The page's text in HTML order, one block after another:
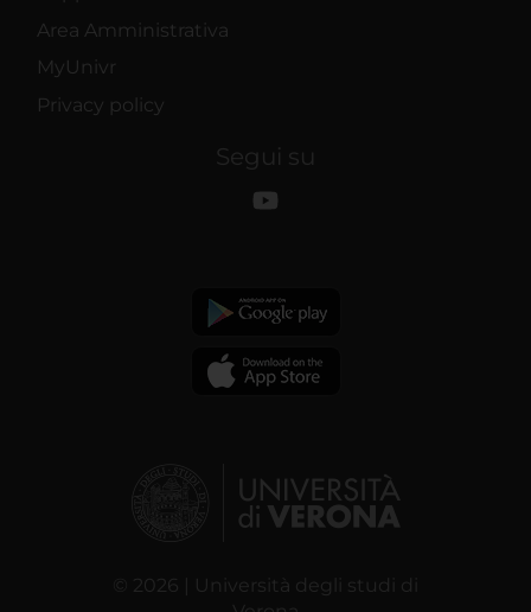
Area Amministrativa
MyUnivr
Privacy policy
Segui su
© 2026 | Università degli studi di